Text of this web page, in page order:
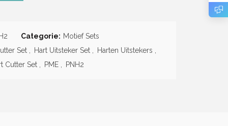
Categorie: Motief Sets
Set Hart Uitsteker Set Harten Uitstekers
Cutter Set
PME PNH2